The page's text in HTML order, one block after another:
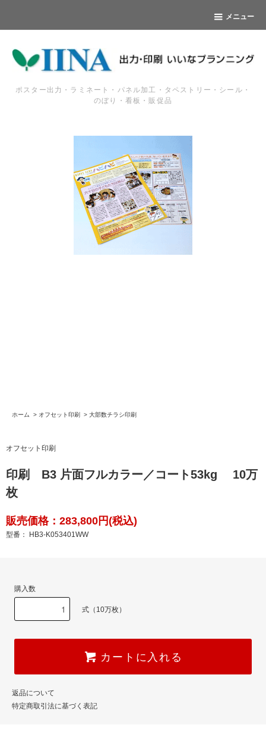
メニュー
ポスター出力・ラミネート・パネル加工・タペストリー・シール・
のぼり・看板・販促品
ホーム > オフセット印刷 > 大部数チラシ印刷
オフセット印刷
印刷 B3 片面フルカラー／コート53kg 10万
枚
販売価格：283,800円(税込)
型番： HB3-K053401WW
購入数
式（10万枚）
カートに入れる
返品について
特定商取引法に基づく表記